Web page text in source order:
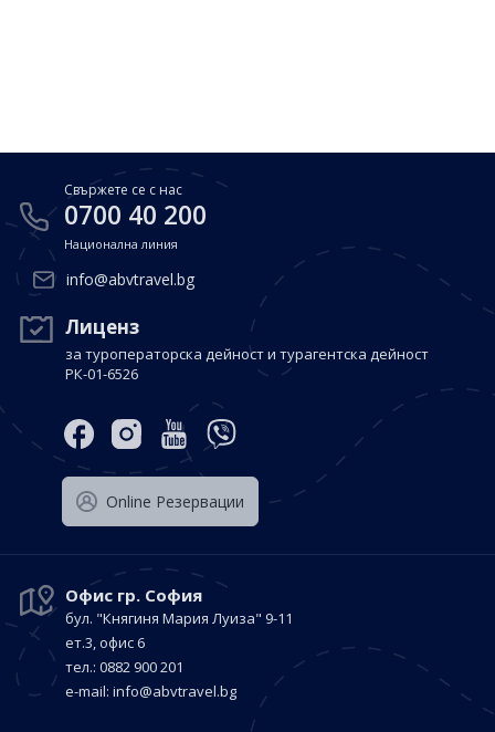
Почивки в Доминиканска република
Почивки в Дубай
Почивка в Мексико
Вход за агенти
Оnline Резервации
0700 40 200
Свържете се с нас
0700 40 200
Национална линия
info@abvtravel.bg
Лиценз
за туроператорска дейност и турагентска дейност
РК-01-6526
Оnline Резервации
Офис гр. София
бул. "Княгиня Мария Луиза" 9-11
ет.3, офис 6
тел.: 0882 900 201
е-mail: info@abvtravel.bg